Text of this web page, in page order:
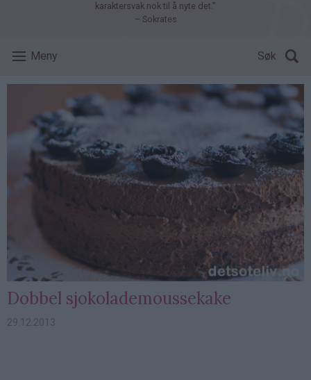
karaktersvak nok til å nyte det."
– Sokrates
Meny Søk
Dobbel sjokolademoussekake
29.12.2013